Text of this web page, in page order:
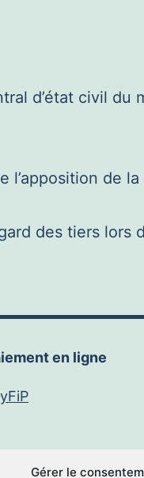
Gérer le
d’état civil du
l’apposition de
des tiers lors
en ligne